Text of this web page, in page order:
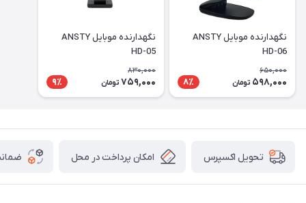
نگهدارنده موبایل ANSTY
HD-06
650,000
598,000 تومان 8٪
نگهدارنده موبایل ANSTY
HD-05
830,000
759,000 تومان 9٪
تحویل اکسپرس امکان پرداخت در محل